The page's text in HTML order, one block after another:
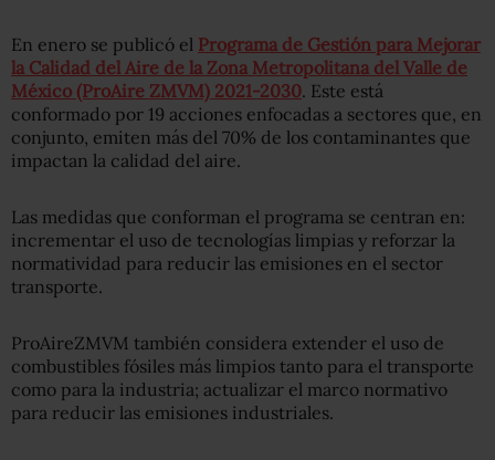
En enero se publicó el Programa de Gestión para Mejorar
la Calidad del Aire de la Zona Metropolitana del Valle de
México (ProAire ZMVM) 2021-2030. Este está
conformado por 19 acciones enfocadas a sectores que, en
conjunto, emiten más del 70% de los contaminantes que
impactan la calidad del aire.
Las medidas que conforman el programa se centran en:
incrementar el uso de tecnologías limpias y reforzar la
normatividad para reducir las emisiones en el sector
transporte.
ProAireZMVM también considera extender el uso de
combustibles fósiles más limpios tanto para el transporte
como para la industria; actualizar el marco normativo
para reducir las emisiones industriales.